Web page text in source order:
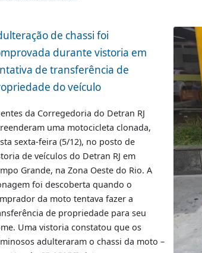
Zona Oeste do
Sexta-feira, 05 de dezembro de 2025
Adulteração de chassi foi
comprovada durante vistoria em
tentativa de transferência de
propriedade do veículo
Agentes da Corregedoria do Detran RJ
apreenderam uma motocicleta clonada,
nesta sexta-feira (5/12), no posto de
vistoria de veículos do Detran RJ em